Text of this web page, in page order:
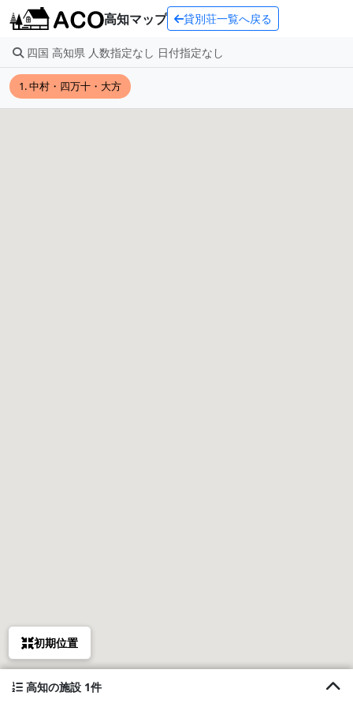
高知マップ 貸別荘一覧へ戻る
四国 高知県 人数指定なし 日付指定なし
1. 中村・四万十・大方
初期位置
高知の施設 1件1. 四万十オートキャンプ場 ウエル花夢